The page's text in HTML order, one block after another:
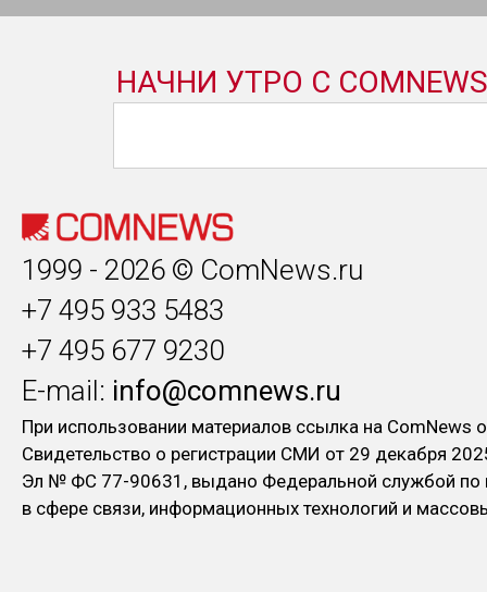
1999 - 2026 © ComNews.ru
+7 495 933 5483
+7 495 677 9230
E-mail: info@comnews.ru
При использовании материалов ссылка на ComNews
Свидетельство о регистрации СМИ от 29 декабря
Эл № ФC 77-90631, выдано Федеральной службой по
в сфере связи, информационных технологий и